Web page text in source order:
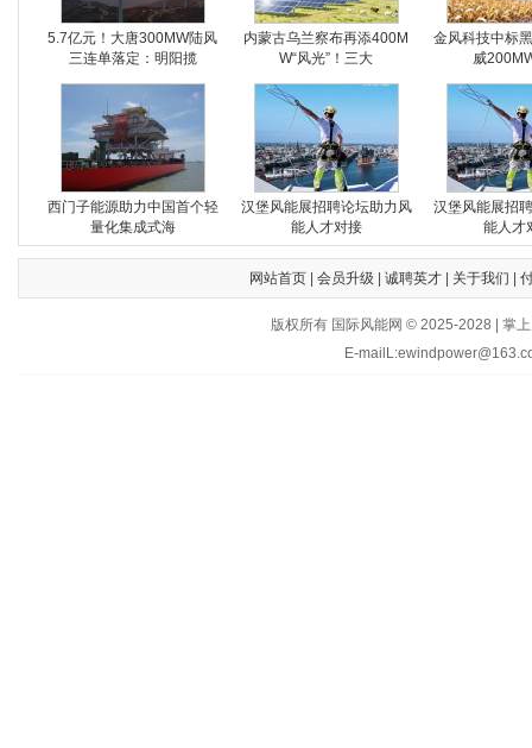
5.7亿元！大唐300MW陆风
三连单落定：明阳揽
内蒙古乌兰察布再添400M
W“风光”！三大
金风科技中标
威
西门子能源助力中国首个轻
量化集成式海
汉堡风能展招聘论坛助力风
能人才对接
汉堡风能展招
能人才
网站首页| 会员升级 诚聘英才| 关于我们
版权所有 国际风能网 © 2025-2028 | 掌
E-